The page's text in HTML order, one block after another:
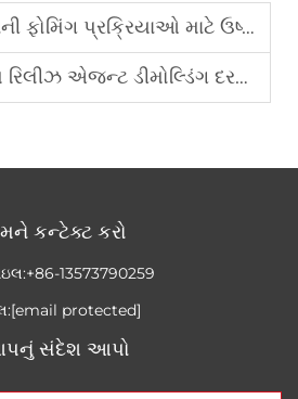
ઉષ્ણતા પ્રતિરોધકતા ધરાવતા PU રિલીઝ એજન્ટ્સ શા માટે આવશ્યક છે?
દરમિયાન ફાટવા અને સપાટીની ખામીઓને કેવી રીતે રોકે છે?
કન્ટેક્ટ કરો
+86-13573790259
[email protected]
સંદેશ આપો